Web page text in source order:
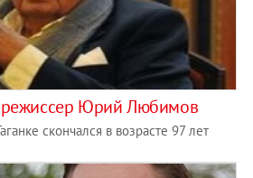
Юрий Любимов
скончался в возрасте 97 лет